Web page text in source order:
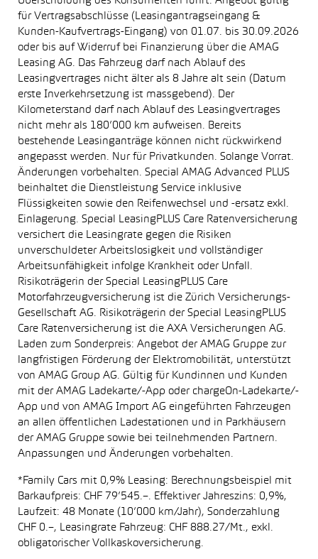
für Vertragsabschlüsse (Leasingantragseingang &
Kunden-Kaufvertrags-Eingang) von 01.07. bis 30.09.2026
oder bis auf Widerruf bei Finanzierung über die AMAG
Leasing AG. Das Fahrzeug darf nach Ablauf des
Leasingvertrages nicht älter als 8 Jahre alt sein (Datum
erste Inverkehrsetzung ist massgebend). Der
Kilometerstand darf nach Ablauf des Leasingvertrages
nicht mehr als 180’000 km aufweisen. Bereits
bestehende Leasinganträge können nicht rückwirkend
angepasst werden. Nur für Privatkunden. Solange Vorrat.
Änderungen vorbehalten. Special AMAG Advanced PLUS
beinhaltet die Dienstleistung Service inklusive
Flüssigkeiten sowie den Reifenwechsel und -ersatz exkl.
Einlagerung. Special LeasingPLUS Care Ratenversicherung
versichert die Leasingrate gegen die Risiken
unverschuldeter Arbeitslosigkeit und vollständiger
Arbeitsunfähigkeit infolge Krankheit oder Unfall.
Risikoträgerin der Special LeasingPLUS Care
Motorfahrzeugversicherung ist die Zürich Versicherungs-
Gesellschaft AG. Risikoträgerin der Special LeasingPLUS
Care Ratenversicherung ist die AXA Versicherungen AG.
Laden zum Sonderpreis: Angebot der AMAG Gruppe zur
langfristigen Förderung der Elektromobilität, unterstützt
von AMAG Group AG. Gültig für Kundinnen und Kunden
mit der AMAG Ladekarte/-App oder chargeOn-Ladekarte/-
App und von AMAG Import AG eingeführten Fahrzeugen
an allen öffentlichen Ladestationen und in Parkhäusern
der AMAG Gruppe sowie bei teilnehmenden Partnern.
Anpassungen und Änderungen vorbehalten.
*Family Cars mit 0,9% Leasing: Berechnungsbeispiel mit
Barkaufpreis: CHF 79’545.–. Effektiver Jahreszins: 0,9%,
Laufzeit: 48 Monate (10’000 km/Jahr), Sonderzahlung
CHF 0.–, Leasingrate Fahrzeug: CHF 888.27/Mt., exkl.
obligatorischer Vollkaskoversicherung.